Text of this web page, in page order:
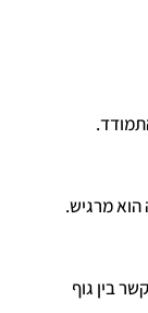
הוא מרגיש.
בין גוף